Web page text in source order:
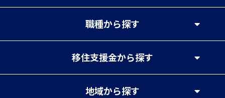
職種から探す
移住支援金から探す
地域から探す